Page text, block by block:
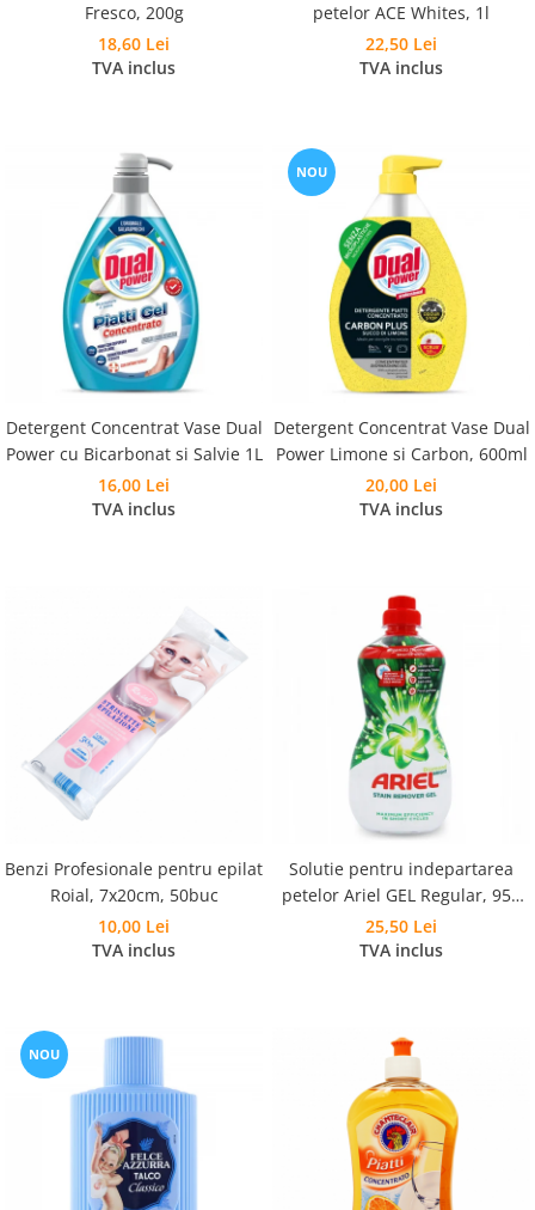
Fresco, 200g
18,60 Lei
TVA inclus
petelor ACE Whites, 1l
22,50 Lei
TVA inclus
Detergent Concentrat Vase Dual
Power cu Bicarbonat si Salvie 1L
16,00 Lei
TVA inclus
NOU
Detergent Concentrat Vase Dual
Power Limone si Carbon, 600ml
20,00 Lei
TVA inclus
Benzi Profesionale pentru epilat
Roial, 7x20cm, 50buc
10,00 Lei
TVA inclus
Solutie pentru indepartarea
petelor Ariel GEL Regular, 950
ml
25,50 Lei
TVA inclus
NOU